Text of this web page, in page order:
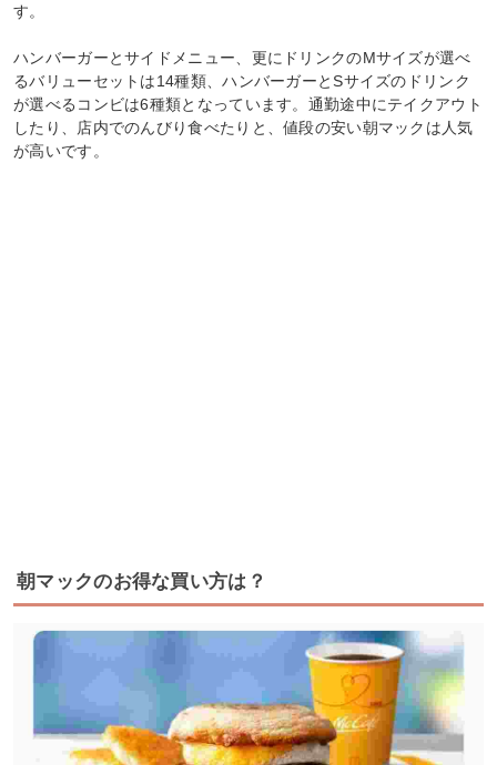
す。
ハンバーガーとサイドメニュー、更にドリンクのMサイズが選べ
るバリューセットは14種類、ハンバーガーとSサイズのドリンク
が選べるコンビは6種類となっています。通勤途中にテイクアウト
したり、店内でのんびり食べたりと、値段の安い朝マックは人気
が高いです。
朝マックのお得な買い方は？